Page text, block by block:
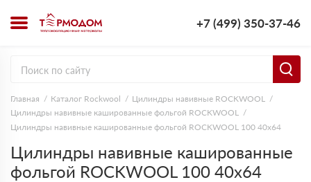
+7 (499) 350-37-46
Главная Каталог Rockwool
Цилиндры навивные ROCKWOOL
Цилиндры навивные кашированные фольгой ROCKWOOL
Цилиндры навивные кашированные фольгой ROCKWOOL 100 40х64
Цилиндры навивные кашированные
фольгой ROCKWOOL 100 40х64